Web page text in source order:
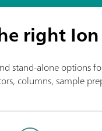
right
stand-alone options
columns, sample